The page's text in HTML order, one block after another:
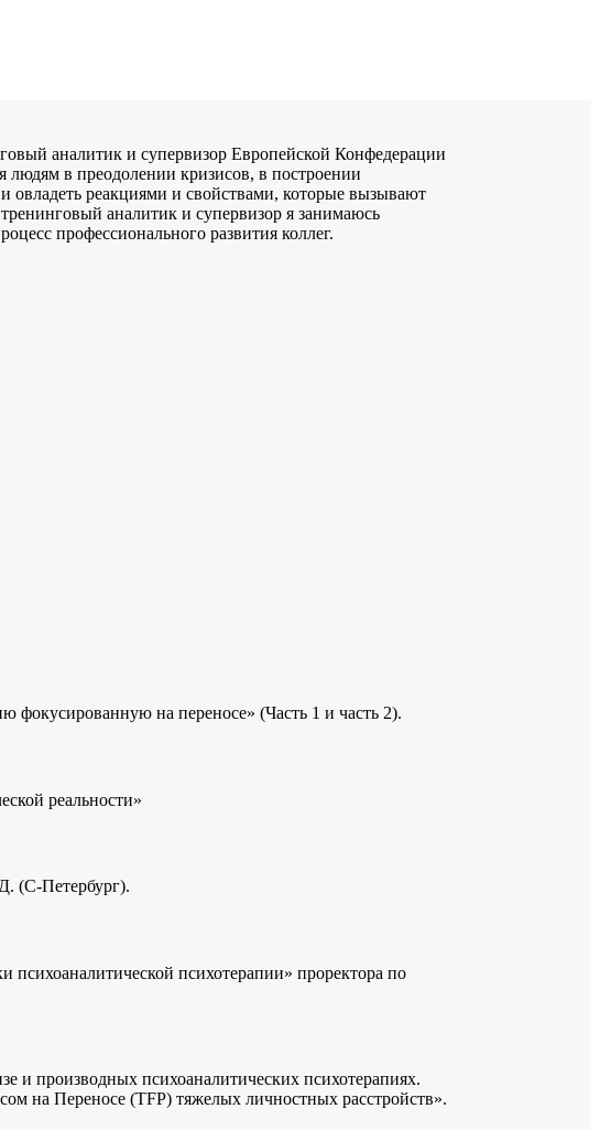
аналитик и супервизор Европейской Конфедерации
в преодолении кризисов, в построении
овладеть реакциями и свойствами, которые вызывают
аналитик и супервизор я занимаюсь
профессионального развития коллег.
на переносе» (Часть 1 и часть 2).
реальности»
(С-Петербург).
психотерапии» проректора по
и производных психоаналитических психотерапиях.
на Переносе (TFP) тяжелых личностных расстройств».